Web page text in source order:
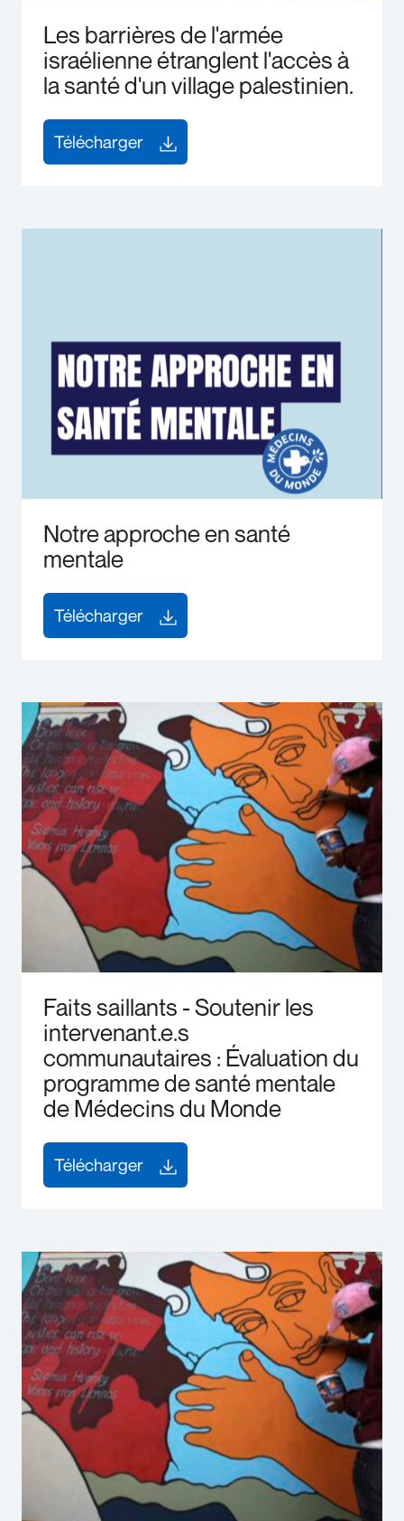
Les barrières de l'armée
israélienne étranglent l'accès à
la santé d'un village palestinien.
Télécharger
Notre approche en santé
mentale
Télécharger
Faits saillants - Soutenir les
intervenant.e.s
communautaires : Évaluation du
programme de santé mentale
de Médecins du Monde
Télécharger